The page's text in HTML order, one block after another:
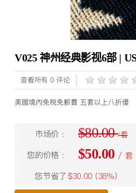
V025 神州经典影视6部 |
查看所有 0 评论
美國境內免稅免郵費 五套以上八折優
市场价 : $80.00/ 套
您的价格 : $50.00 / 套
您节省了 $30.00 (38%)